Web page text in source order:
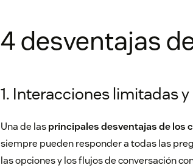
4 desventajas
1. Interacciones limitadas
Una de lasprincipales desventajas de los
siempre pueden responder a todas las
las opciones y los flujos de conversación